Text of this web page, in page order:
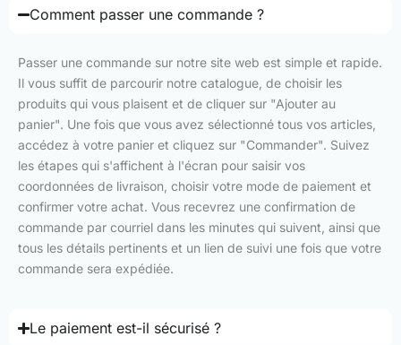
Comment passer une commande ?
Passer une commande sur notre site web est simple et rapide.
Il vous suffit de parcourir notre catalogue, de choisir les
produits qui vous plaisent et de cliquer sur "Ajouter au
panier". Une fois que vous avez sélectionné tous vos articles,
accédez à votre panier et cliquez sur "Commander". Suivez
les étapes qui s'affichent à l'écran pour saisir vos
coordonnées de livraison, choisir votre mode de paiement et
confirmer votre achat. Vous recevrez une confirmation de
commande par courriel dans les minutes qui suivent, ainsi que
tous les détails pertinents et un lien de suivi une fois que votre
commande sera expédiée.
Le paiement est-il sécurisé ?